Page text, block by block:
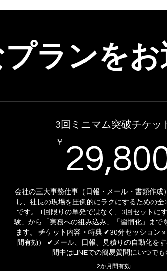
ランを
3回ミニマム突破チケッ
￥
会社の三大事務仕事（日報・メール・書類作成
し、社長の現場を圧倒的にラクにするための全
です。 1回限りの単発ではなく、3回セットに
験」から「実務への組み込み」「習慣化」まで
ます。 チケット内容・特典 ✔30分セッション
間有効） ✔メール、日報、見積りの自動化を
間中はLINEでの簡易質問にいつでも
2か月間有効